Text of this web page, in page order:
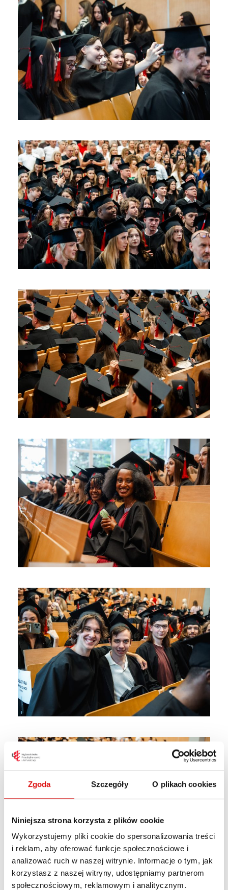
Zgoda Szczegóły O plikach cookies
Niniejsza strona korzysta z plików cookie
Wykorzystujemy pliki cookie do spersonalizowania treści
i reklam, aby oferować funkcje społecznościowe i
analizować ruch w naszej witrynie. Informacje o tym, jak
korzystasz z naszej witryny, udostępniamy partnerom
społecznościowym, reklamowym i analitycznym.